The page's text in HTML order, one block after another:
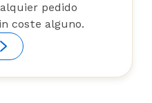
pedido
coste alguno.